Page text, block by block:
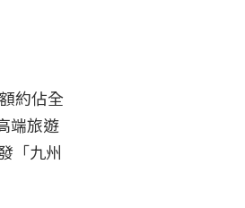
約佔全
端旅遊
「九州